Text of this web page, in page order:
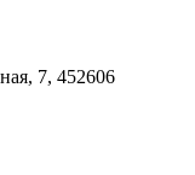
7, 452606